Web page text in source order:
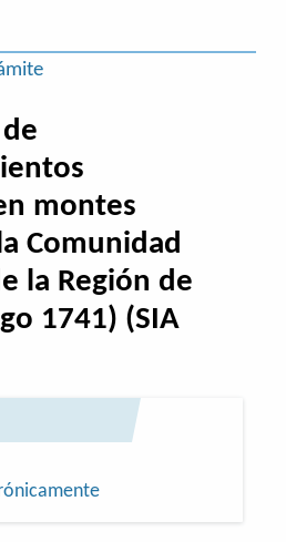
montes
Comunidad
la Región de
1741) (SIA